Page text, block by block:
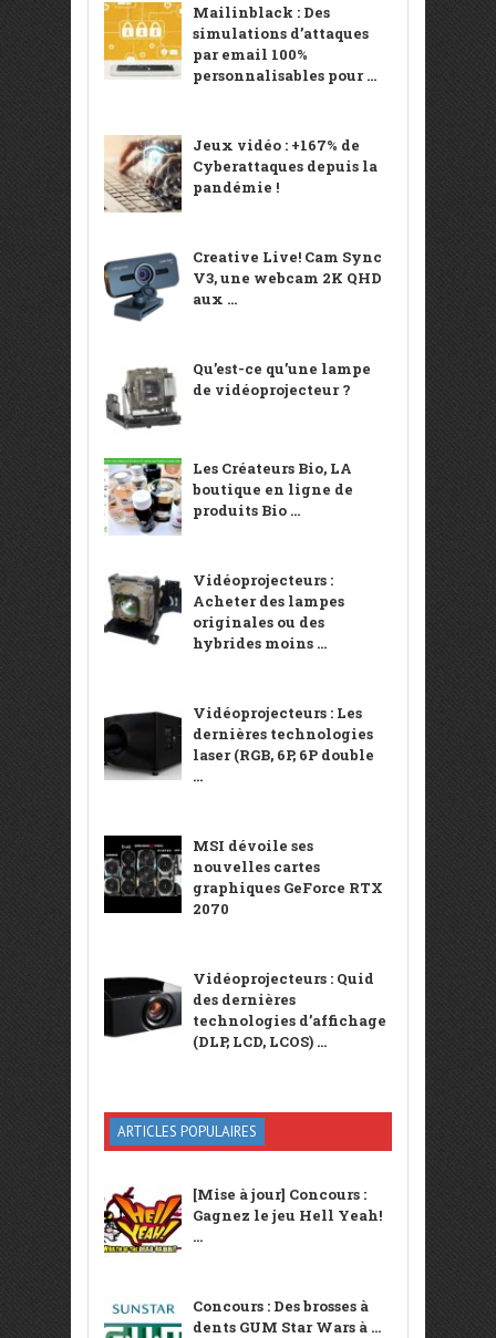
Mailinblack : Des
simulations d’attaques
par email 100%
personnalisables pour ...
Jeux vidéo : +167% de
Cyberattaques depuis la
pandémie !
Creative Live! Cam Sync
V3, une webcam 2K QHD
aux ...
Qu’est-ce qu’une lampe
de vidéoprojecteur ?
Les Créateurs Bio, LA
boutique en ligne de
produits Bio ...
Vidéoprojecteurs :
Acheter des lampes
originales ou des
hybrides moins ...
Vidéoprojecteurs : Les
dernières technologies
laser (RGB, 6P, 6P double
...
MSI dévoile ses
nouvelles cartes
graphiques GeForce RTX
2070
Vidéoprojecteurs : Quid
des dernières
technologies d’affichage
(DLP, LCD, LCOS) ...
ARTICLES POPULAIRES
[Mise à jour] Concours :
Gagnez le jeu Hell Yeah!
...
Concours : Des brosses à
dents GUM Star Wars à ...